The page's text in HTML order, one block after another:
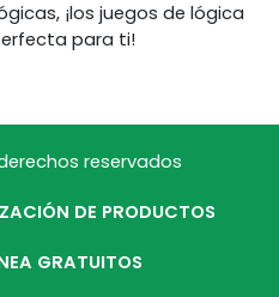
¡los juegos de lógica
para ti!
reservados
DE PRODUCTOS
GRATUITOS